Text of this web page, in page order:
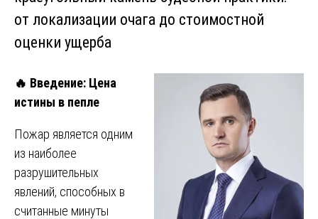
от локализации очага до стоимостной
оценки ущерба
🔥 Введение: Цена
истины в пепле
Пожар является одним
из наиболее
разрушительных
явлений, способных в
считанные минуты